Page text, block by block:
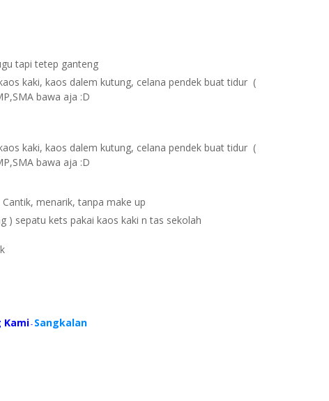
tapi tetep ganteng
kaki, kaos dalem kutung, celana pendek buat tidur (
bawa aja :D
kaki, kaos dalem kutung, celana pendek buat tidur (
bawa aja :D
menarik, tanpa make up
) sepatu kets pakai kaos kaki n tas sekolah
Kami - Sangkalan